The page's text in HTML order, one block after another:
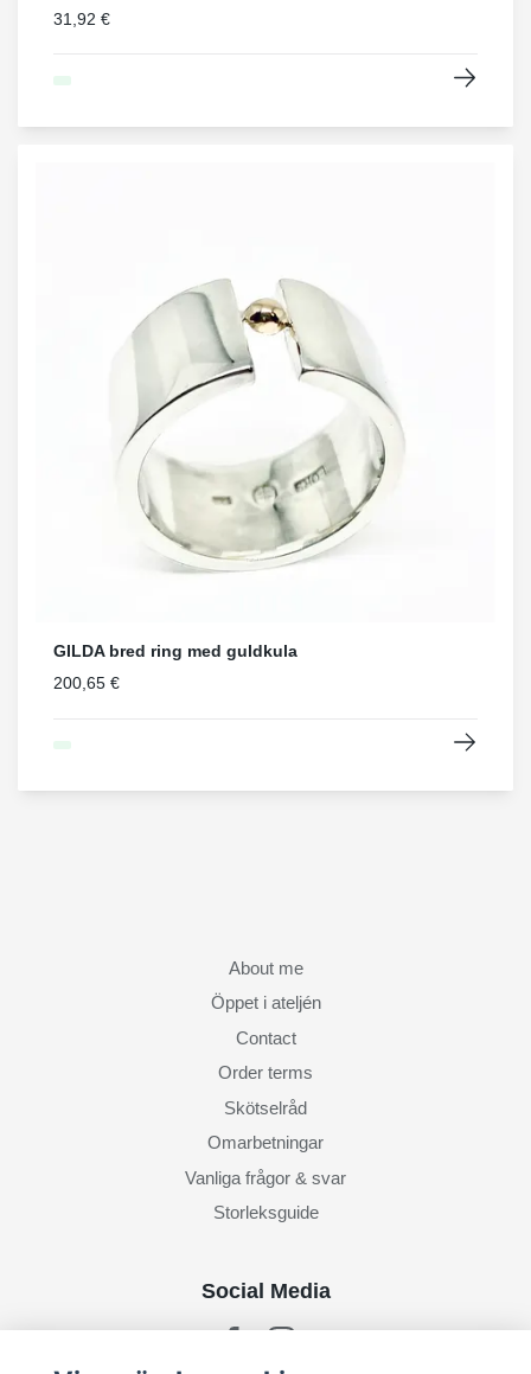
31,92 €
GILDA bred ring med guldkula
200,65 €
About me
Öppet i ateljén
Contact
Order terms
Skötselråd
Omarbetningar
Vanliga frågor & svar
Storleksguide
Social Media